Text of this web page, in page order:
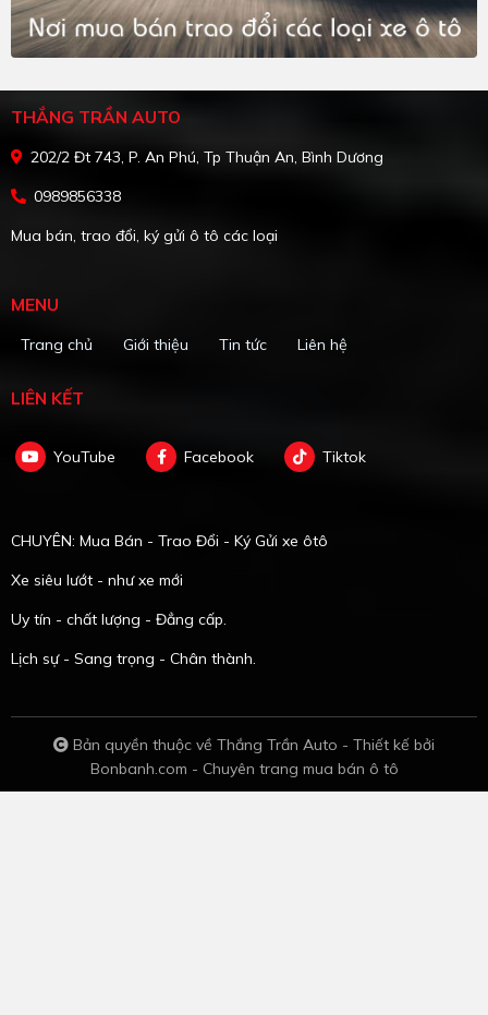
THẮNG TRẦN AUTO
202/2 Đt 743, P. An Phú, Tp Thuận An, Bình Dương
0989856338
Mua bán, trao đổi, ký gửi ô tô các loại
MENU
Trang chủ Giới thiệu Tin tức Liên hệ
LIÊN KẾT
YouTube Facebook Tiktok
CHUYÊN: Mua Bán - Trao Đổi - Ký Gửi xe ôtô
Xe siêu lướt - như xe mới
Uy tín - chất lượng - Đẳng cấp.
Lịch sự - Sang trọng - Chân thành.
Bản quyền thuộc về Thắng Trần Auto - Thiết kế bởi
Bonbanh.com - Chuyên trang mua bán ô tô